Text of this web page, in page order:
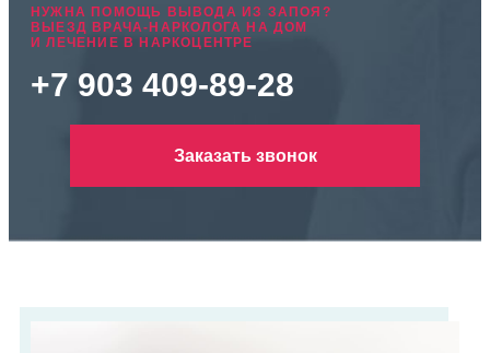
НУЖНА ПОМОЩЬ ВЫВОДА ИЗ ЗАПОЯ?
ВЫЕЗД ВРАЧА-НАРКОЛОГА НА ДОМ
И ЛЕЧЕНИЕ В НАРКОЦЕНТРЕ
+7 903 409-89-28
Заказать звонок